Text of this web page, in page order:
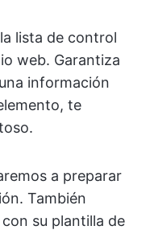
lista de control
web. Garantiza
información
te
a preparar
También
su plantilla de